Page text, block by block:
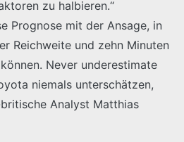
zu halbieren.“
Prognose mit der Ansage, in
Reichweite und zehn Minuten
Never underestimate
niemals unterschätzen,
Analyst Matthias